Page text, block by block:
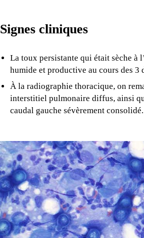
Signes cliniques
La toux persistante qui était sèche à
humide et productive au cours des 3
À la radiographie thoracique, on
interstitiel pulmonaire diffus, ainsi
caudal gauche sévèrement consolidé.